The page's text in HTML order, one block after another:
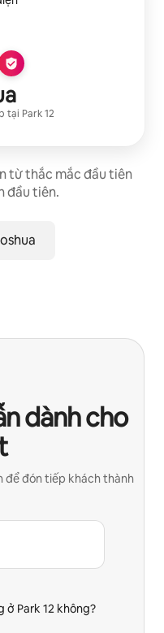
tại Park 12
từ thắc mắc đầu tiên
đầu tiên.
dành cho
để đón tiếp khách thành
ở Park 12 không?